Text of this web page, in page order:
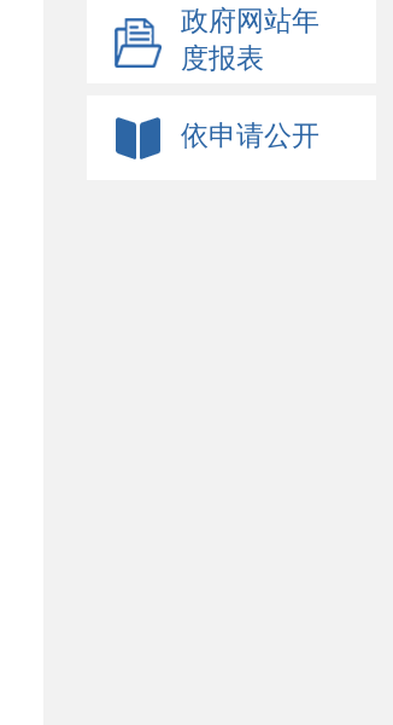
政府网站年
度报表
依申请公开